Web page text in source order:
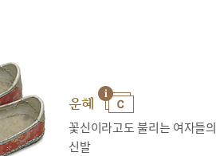
운혜
꽃신이라고도 불리는 여자들의
신발